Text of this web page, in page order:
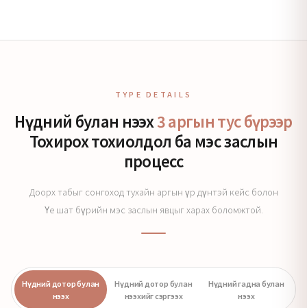
TYPE DETAILS
Нүдний булан нээх3 аргын тус бүрээр
Тохирох тохиолдол ба мэс заслын
процесс
Доорх табыг сонгоход тухайн аргын үр дүнтэй кейс болон
Үе шат бүрийн мэс заслын явцыг харах боломжтой.
Нүдний дотор булан
нээх
Нүдний дотор булан
нээхийг сэргээх
Нүдний гадна булан
нээх